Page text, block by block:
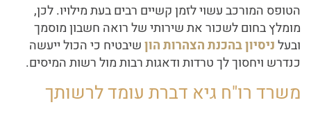
הטופס המורכב עשוי לזמן קשיים רבים בעת מילויו. לכן,
מומלץ בחום לשכור את שירותי של רואה חשבון מוסמך
ובעלניסיון בהכנת הצהרות הוןשיבטיח כי הכול ייעשה
כנדרש ויחסוך לך טרדות ודאגות רבות מול רשות המיסים.
משרד רו"ח גיא דברת עומד לרשותך